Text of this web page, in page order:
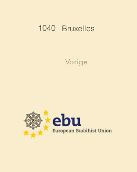
1040 Bruxelles
Vorige